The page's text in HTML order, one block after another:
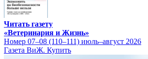
Читать газету
«Ветеринария и Жизнь»
Номер 07–08 (110–111) июль–август 2026
Газета ВиЖ. Купить